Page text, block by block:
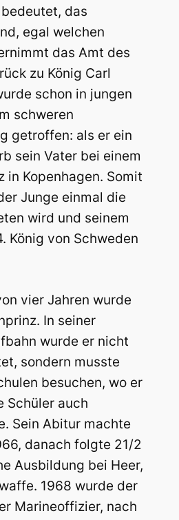
das
egal welchen
das Amt des
zu König Carl
schon in jungen
schweren
getroffen: als er ein
sein Vater bei einem
in Kopenhagen. Somit
Junge einmal die
wird und seinem
König von Schweden
vier Jahren wurde
In seiner
wurde er nicht
sondern musste
besuchen, wo er
Schüler auch
Sein Abitur machte
danach folgte 21/2
Ausbildung bei Heer,
1968 wurde der
Marineoffizier, nach